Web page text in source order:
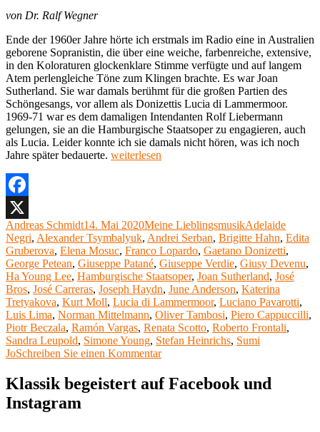
von Dr. Ralf Wegner
Ende der 1960er Jahre hörte ich erstmals im Radio eine in Australien
geborene Sopranistin, die über eine weiche, farbenreiche, extensive,
in den Koloraturen glockenklare Stimme verfügte und auf langem
Atem perlengleiche Töne zum Klingen brachte. Es war Joan
Sutherland. Sie war damals berühmt für die großen Partien des
Schöngesangs, vor allem als Donizettis Lucia di Lammermoor.
1969-71 war es dem damaligen Intendanten Rolf Liebermann
gelungen, sie an die Hamburgische Staatsoper zu engagieren, auch
als Lucia. Leider konnte ich sie damals nicht hören, was ich noch
Jahre später bedauerte. „Meine
Lammermoor
von
Gaetano
Donizetti“
weiterlesen
Facebook
X
Autor
Andreas SchmidtVeröffentlicht
am
14. Mai 2020Kategorien
Meine LieblingsmusikSchlagwörter
Adelaide
Negri, Alexander Tsymbalyuk, Andrei Serban, Brigitte Hahn, Edita
Gruberova, Elena Mosuc, Franco Lopardo, Gaetano Donizetti,
George Petean, Giuseppe Patané, Giuseppe Verdie, Giusy Devenu,
Ha Young Lee, Hamburgische Staatsoper, Joan Sutherland, José
Bros, José Carreras, Joseph Haydn, June Anderson, Katerina
Tretyakova, Kurt Moll, Lucia di Lammermoor, Luciano Pavarotti,
Luis Lima, Norman Mittelmann, Oliver Tambosi, Piero Cappuccilli,
Piotr Beczala, Ramón Vargas, Renata Scotto, Roberto Frontali,
Sandra Leupold, Simone Young, Stefan Heinrichs, Sumi
JoSchreiben Sie einen Kommentarzu
Lieblingsoper
29:
Klassik begeistert auf Facebook und
Instagram